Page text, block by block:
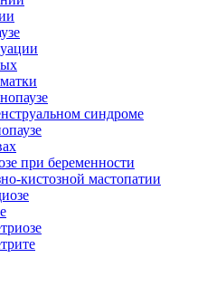
синдроме
при беременности
кистозной мастопатии